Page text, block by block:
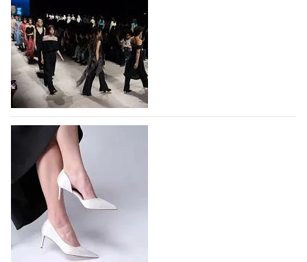
На участие в Московской неделе моды
подано 1047 заявок
На участие в седьмой Московской неделе моды,
которая пройдет в российской столице с 26 сентября
по 1 октября, уже подано 1047 заявок. Примерно
половину из них (494) прислали дизайнеры,
коллекции которых не были представлены в…